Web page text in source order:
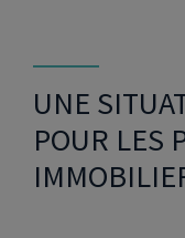
UNE
POUR LES